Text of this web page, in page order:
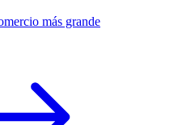
más grande